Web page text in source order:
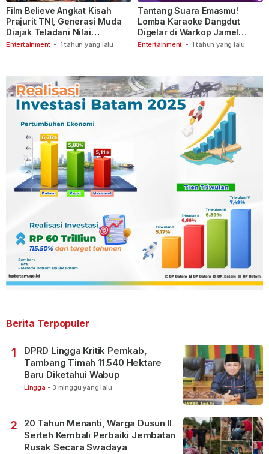
Entertainment - 1 tahun yang lalu
Film Believe Angkat Kisah
Prajurit TNI, Generasi Muda
Diajak Teladani Nilai
Keberanian
Entertainment - 1 tahun yang lalu
Tantang Suara Emasmu!
Lomba Karaoke Dangdut
Digelar di Warkop Jamel
Ganet
Berita Terpopuler
1
DPRD Lingga Kritik Pemkab,
Tambang Timah 11.540 Hektare
Baru Diketahui Wabup
Lingga - 3 minggu yang lalu
2
20 Tahun Menanti, Warga Dusun II
Serteh Kembali Perbaiki Jembatan
Rusak Secara Swadaya